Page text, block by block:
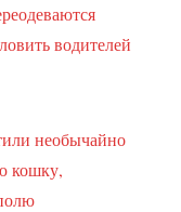
водителей
необычайно
кошку,